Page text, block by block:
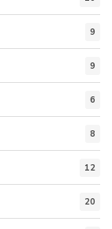
9
9
6
8
12
20